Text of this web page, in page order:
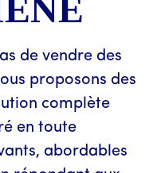
de vendre des
proposons des
complète
en toute
abordables